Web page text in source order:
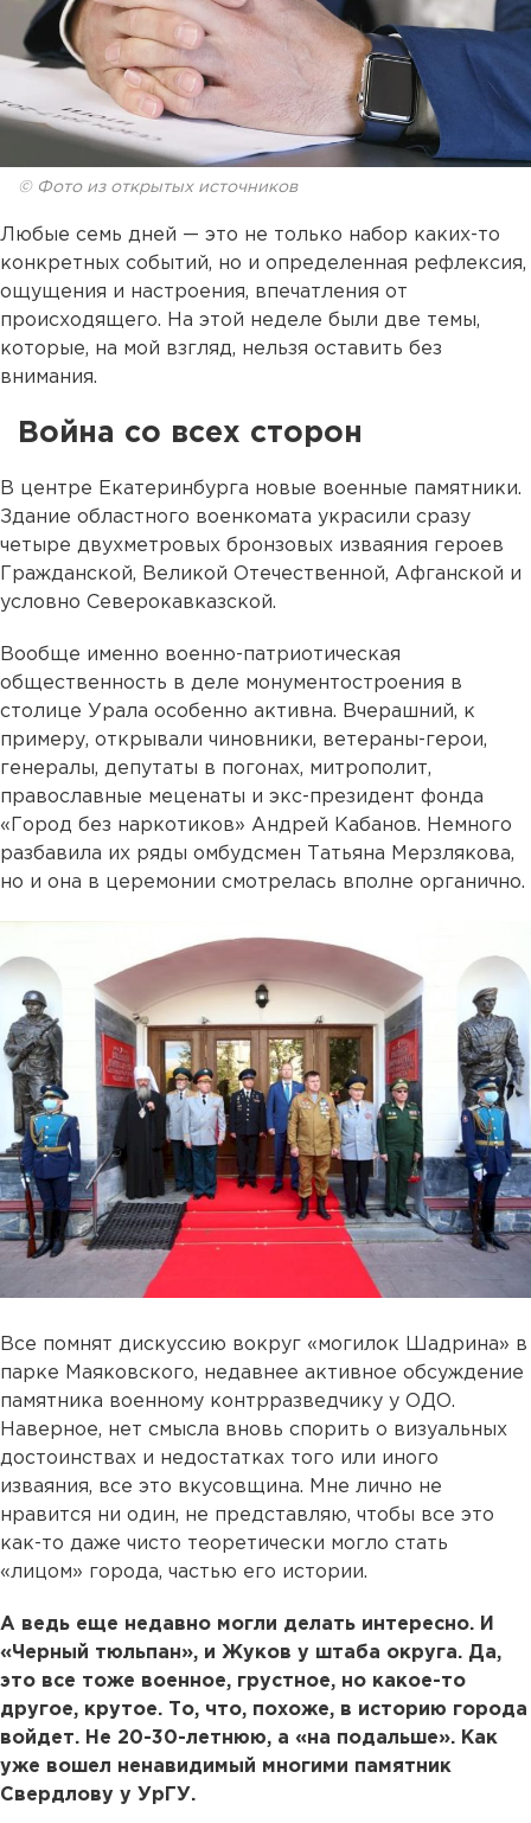
© Фото из открытых источников
Любые семь дней — это не только набор каких-то
конкретных событий, но и определенная рефлексия,
ощущения и настроения, впечатления от
происходящего. На этой неделе были две темы,
которые, на мой взгляд, нельзя оставить без
внимания.
Война со всех сторон
В центре Екатеринбурга новые военные памятники.
Здание областного военкомата украсили сразу
четыре двухметровых бронзовых изваяния героев
Гражданской, Великой Отечественной, Афганской и
условно Северокавказской.
Вообще именно военно-патриотическая
общественность в деле монументостроения в
столице Урала особенно активна. Вчерашний, к
примеру, открывали чиновники, ветераны-герои,
генералы, депутаты в погонах, митрополит,
православные меценаты и экс-президент фонда
«Город без наркотиков» Андрей Кабанов. Немного
разбавила их ряды омбудсмен Татьяна Мерзлякова,
но и она в церемонии смотрелась вполне органично.
Все помнят дискуссию вокруг «могилок Шадрина» в
парке Маяковского, недавнее активное обсуждение
памятника военному контрразведчику у ОДО.
Наверное, нет смысла вновь спорить о визуальных
достоинствах и недостатках того или иного
изваяния, все это вкусовщина. Мне лично не
нравится ни один, не представляю, чтобы все это
как-то даже чисто теоретически могло стать
«лицом» города, частью его истории.
А ведь еще недавно могли делать интересно. И
«Черный тюльпан», и Жуков у штаба округа. Да,
это все тоже военное, грустное, но какое-то
другое, крутое. То, что, похоже, в историю города
войдет. Не 20-30-летнюю, а «на подальше». Как
уже вошел ненавидимый многими памятник
Свердлову у УрГУ.